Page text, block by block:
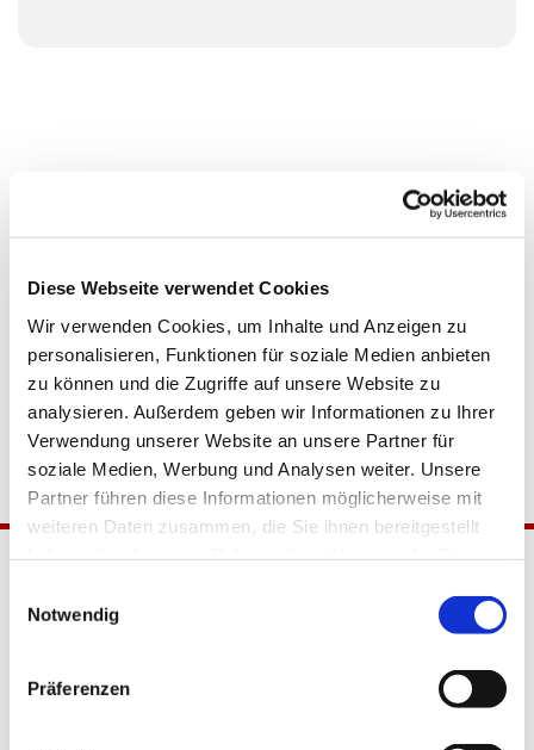
Diese Webseite verwendet Cookies
Wir verwenden Cookies, um Inhalte und Anzeigen zu
personalisieren, Funktionen für soziale Medien anbieten
zu können und die Zugriffe auf unsere Website zu
analysieren. Außerdem geben wir Informationen zu Ihrer
Verwendung unserer Website an unsere Partner für
soziale Medien, Werbung und Analysen weiter. Unsere
Partner führen diese Informationen möglicherweise mit
weiteren Daten zusammen, die Sie ihnen bereitgestellt
Notwendig
Präferenzen